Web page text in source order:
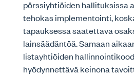
pörssiyhtiöiden hallituksissa
tehokas implementointi,
tapauksessa saatettava
lainsäädäntöä. Samaan
listayhtiöiden
hyödynnettävä keinona